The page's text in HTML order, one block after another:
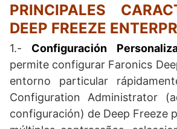
PRINCIPALES
DEEP FREEZE
1.- Configuración
permite configurar Faronics
entorno particular
Configuration Administrator
configuración) de Deep Freeze